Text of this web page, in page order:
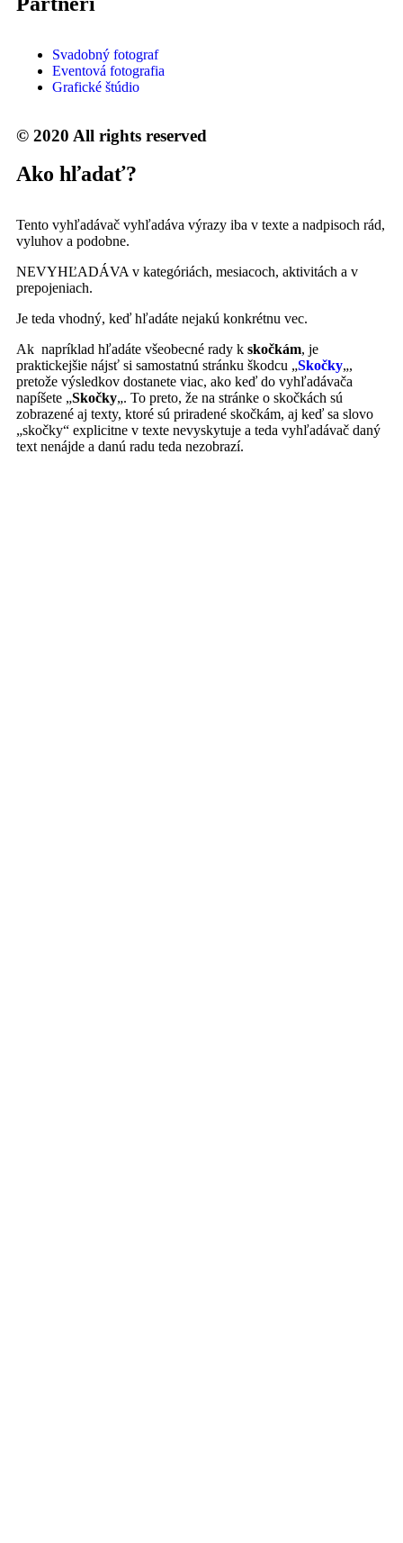
Svadobný fotograf
Eventová fotografia
Grafické štúdio
© 2020 All rights reserved
Ako hľadať?
Tento vyhľadávač vyhľadáva výrazy iba v texte a nadpisoch rád,
vyluhov a podobne.
NEVYHĽADÁVA v kategóriách, mesiacoch, aktivitách a v
prepojeniach.
Je teda vhodný, keď hľadáte nejakú konkrétnu vec.
Ak napríklad hľadáte všeobecné rady k skočkám, je
praktickejšie nájsť si samostatnú stránku škodcu „Skočky„,
pretože výsledkov dostanete viac, ako keď do vyhľadávača
napíšete „Skočky„. To preto, že na stránke o skočkách sú
zobrazené aj texty, ktoré sú priradené skočkám, aj keď sa slovo
„skočky“ explicitne v texte nevyskytuje a teda vyhľadávač daný
text nenájde a danú radu teda nezobrazí.